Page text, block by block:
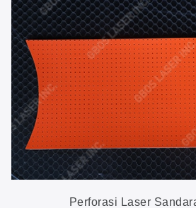
Perforasi Laser